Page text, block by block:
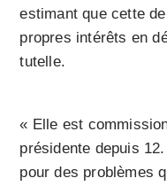
estimant que cette
propres intérêts en
tutelle.
« Elle est
présidente depuis
pour des problèmes